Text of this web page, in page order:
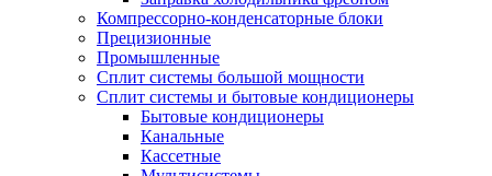
Компрессорно-конденсаторные блоки
Прецизионные
Промышленные
Сплит системы большой мощности
Сплит системы и бытовые кондиционеры
Бытовые кондиционеры
Канальные
Кассетные